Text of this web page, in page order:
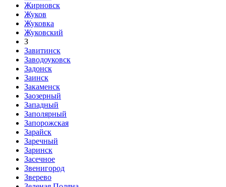
Жирновск
Жуков
Жуковка
Жуковский
З
Завитинск
Заводоуковск
Задонск
Заинск
Закаменск
Заозерный
Западный
Заполярный
Запорожская
Зарайск
Заречный
Заринск
Засечное
Звенигород
Зверево